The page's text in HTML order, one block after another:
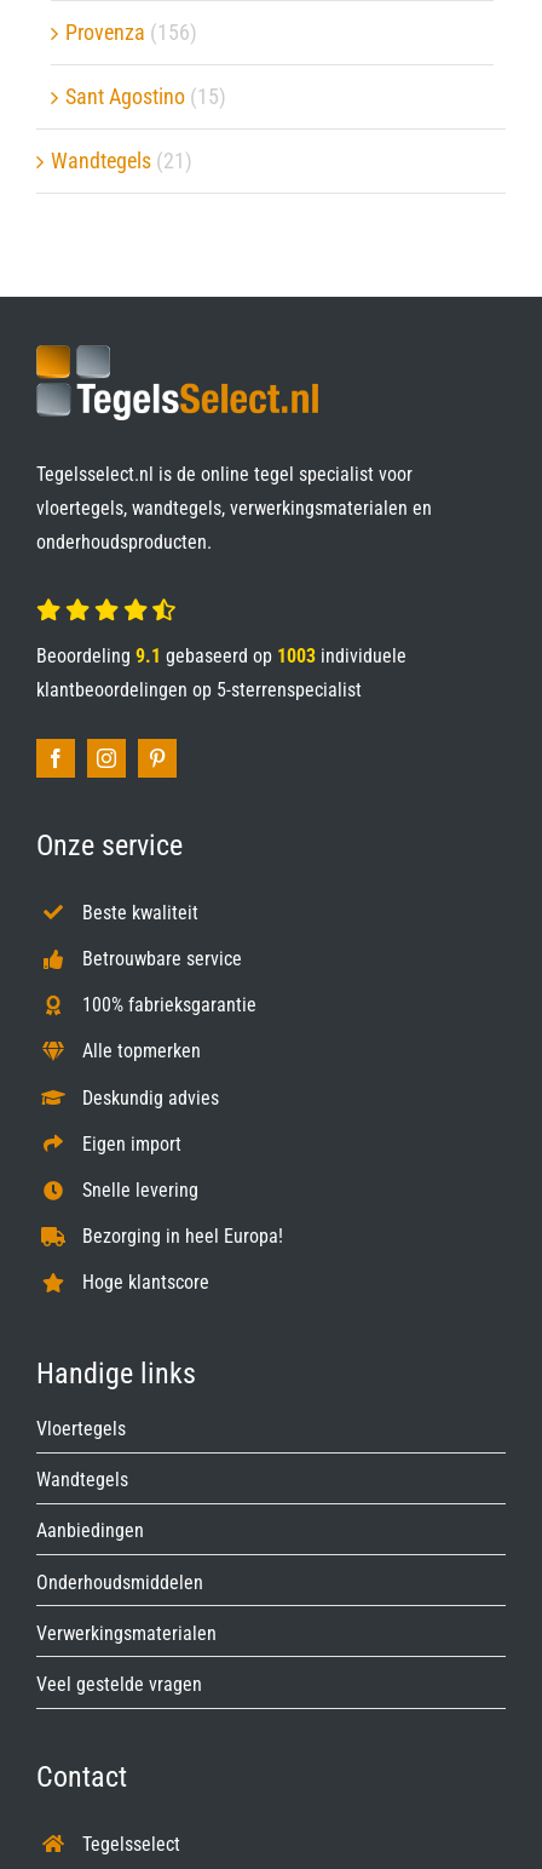
Provenza (156)
Sant Agostino (15)
Wandtegels (21)
Tegelsselect.nl is de online tegel specialist voor
vloertegels, wandtegels, verwerkingsmaterialen en
onderhoudsproducten.
Beoordeling 9.1 gebaseerd op 1003individuele
klantbeoordelingen op 5-sterrenspecialist
Onze service
Beste kwaliteit
Betrouwbare service
100% fabrieksgarantie
Alle topmerken
Deskundig advies
Eigen import
Snelle levering
Bezorging in heel Europa!
Hoge klantscore
Handige links
Vloertegels
Wandtegels
Aanbiedingen
Onderhoudsmiddelen
Verwerkingsmaterialen
Veel gestelde vragen
Contact
Tegelsselect